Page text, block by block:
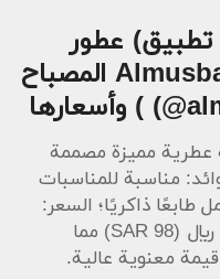
عطور
المصباح بلند (Almusbah Blend المصباح
عطرية مميزة مصممة
مناسبة للمناسبات
طابعًا ذاكريًا؛ السعر:
تتوفر “باقة كأس العالم” بسعر 98 ريال (SAR 98) مما
معنوية عالية.